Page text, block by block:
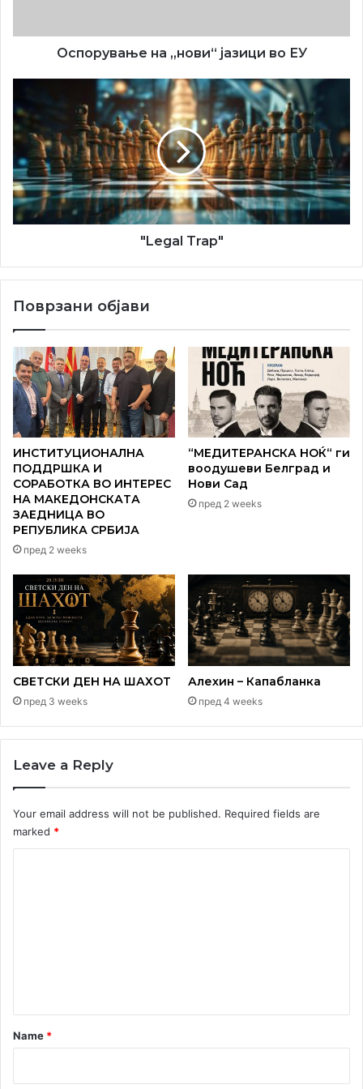
Оспорување на „нови“ јазици во ЕУ
Trap"
"Legal Trap"
Поврзани објави
ИНСТИТУЦИОНАЛНА
ПОДДРШКА И
СОРАБОТКА ВО ИНТЕРЕС
НА МАКЕДОНСКАТА
ЗАЕДНИЦА ВО
РЕПУБЛИКА СРБИЈА
пред 2 weeks
“МЕДИТЕРАНСКА НОЌ“ ги
воодушеви Белград и
Нови Сад
пред 2 weeks
СВЕТСКИ ДЕН НА ШАХОТ
пред 3 weeks
Алехин – Капабланка
пред 4 weeks
Leave a Reply
Your email address will not be published. Required fields are
marked *
*
Name *